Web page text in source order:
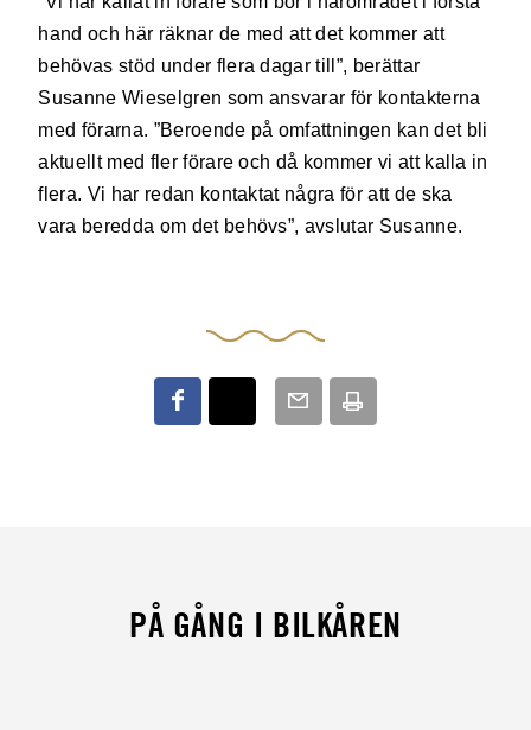
hand och här räknar de med att det kommer att
behövas stöd under flera dagar till”, berättar
Susanne Wieselgren som ansvarar för kontakterna
med förarna. ”Beroende på omfattningen kan det bli
aktuellt med fler förare och då kommer vi att kalla in
flera. Vi har redan kontaktat några för att de ska
vara beredda om det behövs”, avslutar Susanne.
PÅ GÅNG I BILKÅREN